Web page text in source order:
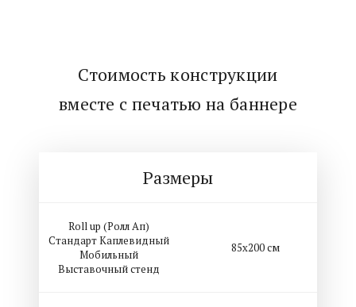
Стоимость конструкции
вместе с печатью на баннере
Размеры
Roll up (Ролл Ап)
Стандарт Каплевидный
Мобильный
Выставочный стенд
85х200 см